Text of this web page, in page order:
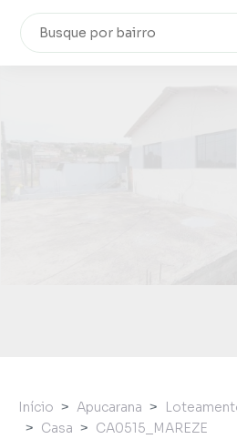
Início Apucarana
Casa
CA0515_MAREZE